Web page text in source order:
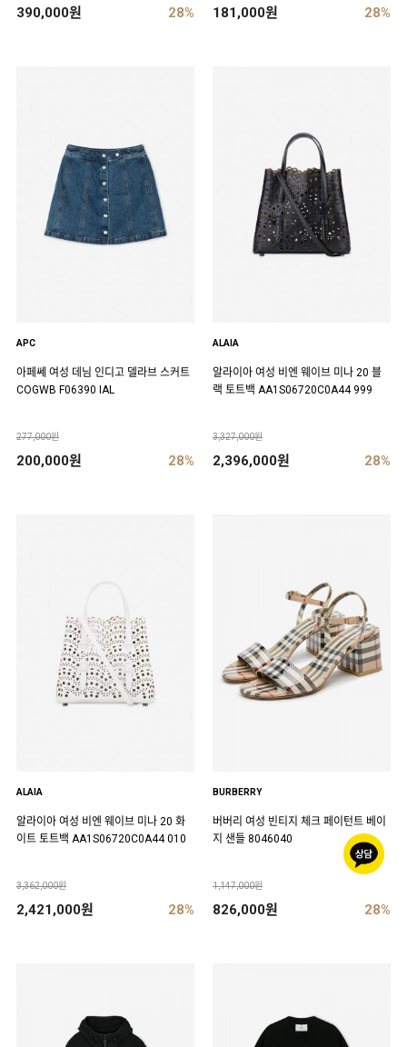
390,000원 28% 181,000원 28%
APC
아페쎄 여성 데님 인디고 델라브 스커트
COGWB F06390 IAL
277,000원
200,000원 28%
ALAIA
알라이아 여성 비엔 웨이브 미나 20 블
랙 토트백 AA1S06720C0A44 999
3,327,000원
2,396,000원 28%
ALAIA
알라이아 여성 비엔 웨이브 미나 20 화
이트 토트백 AA1S06720C0A44 010
3,362,000원
2,421,000원 28%
BURBERRY
버버리 여성 빈티지 체크 페이턴트 베이
지 샌들 8046040
1,147,000원
826,000원 28%